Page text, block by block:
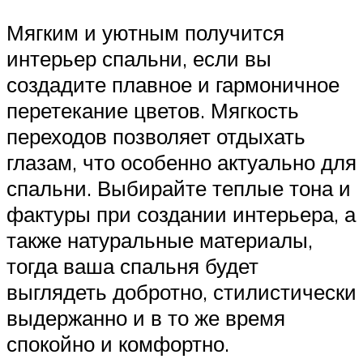
Мягким и уютным получится
интерьер спальни, если вы
создадите плавное и гармоничное
перетекание цветов. Мягкость
переходов позволяет отдыхать
глазам, что особенно актуально для
спальни. Выбирайте теплые тона и
фактуры при создании интерьера, а
также натуральные материалы,
тогда ваша спальня будет
выглядеть добротно, стилистически
выдержанно и в то же время
спокойно и комфортно.